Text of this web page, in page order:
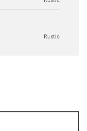
Rustic